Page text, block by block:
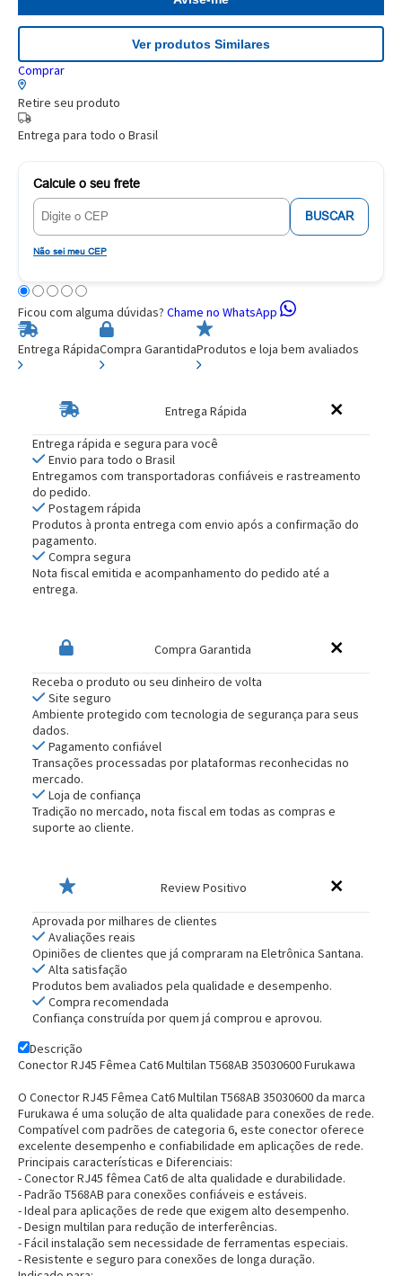
Ver produtos Similares
Comprar
Retire seu produto
Entrega para todo o Brasil
Calcule o seu frete
BUSCAR
Não sei meu CEP
Ficou com alguma dúvidas? Chame no WhatsApp
Entrega RápidaCompra GarantidaProdutos e loja bem avaliados
Entrega Rápida
Entrega rápida e segura para você
Envio para todo o Brasil
Entregamos com transportadoras confiáveis e rastreamento
do pedido.
Postagem rápida
Produtos à pronta entrega com envio após a confirmação do
pagamento.
Compra segura
Nota fiscal emitida e acompanhamento do pedido até a
entrega.
Compra Garantida
Receba o produto ou seu dinheiro de volta
Site seguro
Ambiente protegido com tecnologia de segurança para seus
dados.
Pagamento confiável
Transações processadas por plataformas reconhecidas no
mercado.
Loja de confiança
Tradição no mercado, nota fiscal em todas as compras e
suporte ao cliente.
Review Positivo
Aprovada por milhares de clientes
Avaliações reais
Opiniões de clientes que já compraram na Eletrônica Santana.
Alta satisfação
Produtos bem avaliados pela qualidade e desempenho.
Compra recomendada
Confiança construída por quem já comprou e aprovou.
Descrição
Conector RJ45 Fêmea Cat6 Multilan T568AB 35030600 Furukawa
O Conector RJ45 Fêmea Cat6 Multilan T568AB 35030600 da marca
Furukawa é uma solução de alta qualidade para conexões de rede.
Compatível com padrões de categoria 6, este conector oferece
excelente desempenho e confiabilidade em aplicações de rede.
Principais características e Diferenciais:
- Conector RJ45 fêmea Cat6 de alta qualidade e durabilidade.
- Padrão T568AB para conexões confiáveis e estáveis.
- Ideal para aplicações de rede que exigem alto desempenho.
- Design multilan para redução de interferências.
- Fácil instalação sem necessidade de ferramentas especiais.
- Resistente e seguro para conexões de longa duração.